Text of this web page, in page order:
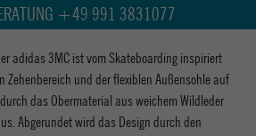
+49 991 3831077
adidas 3MC ist vom Skateboarding inspiriert
Zehenbereich und der flexiblen Außensohle auf
das Obermaterial aus weichem Wildleder
Abgerundet wird das Design durch den